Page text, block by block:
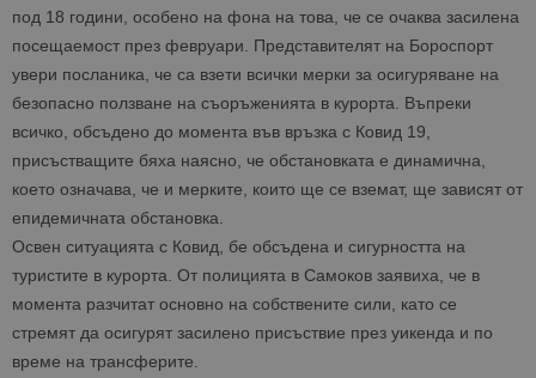
под 18 години, особено на фона на това, че се очаква засилена
посещаемост през февруари. Представителят на Бороспорт
увери посланика, че са взети всички мерки за осигуряване на
безопасно ползване на съоръженията в курорта. Въпреки
всичко, обсъдено до момента във връзка с Ковид 19,
присъстващите бяха наясно, че обстановката е динамична,
което означава, че и мерките, които ще се вземат, ще зависят от
епидемичната обстановка.
Освен ситуацията с Ковид, бе обсъдена и сигурността на
туристите в курорта. От полицията в Самоков заявиха, че в
момента разчитат основно на собствените сили, като се
стремят да осигурят засилено присъствие през уикенда и по
време на трансферите.